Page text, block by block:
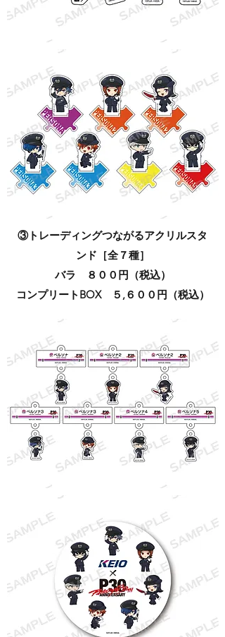
③トレーディングつながるアクリルスタ
ンド［全７種］
バラ ８００円（税込）​
コンプリートBOX ５,６００円（税込）